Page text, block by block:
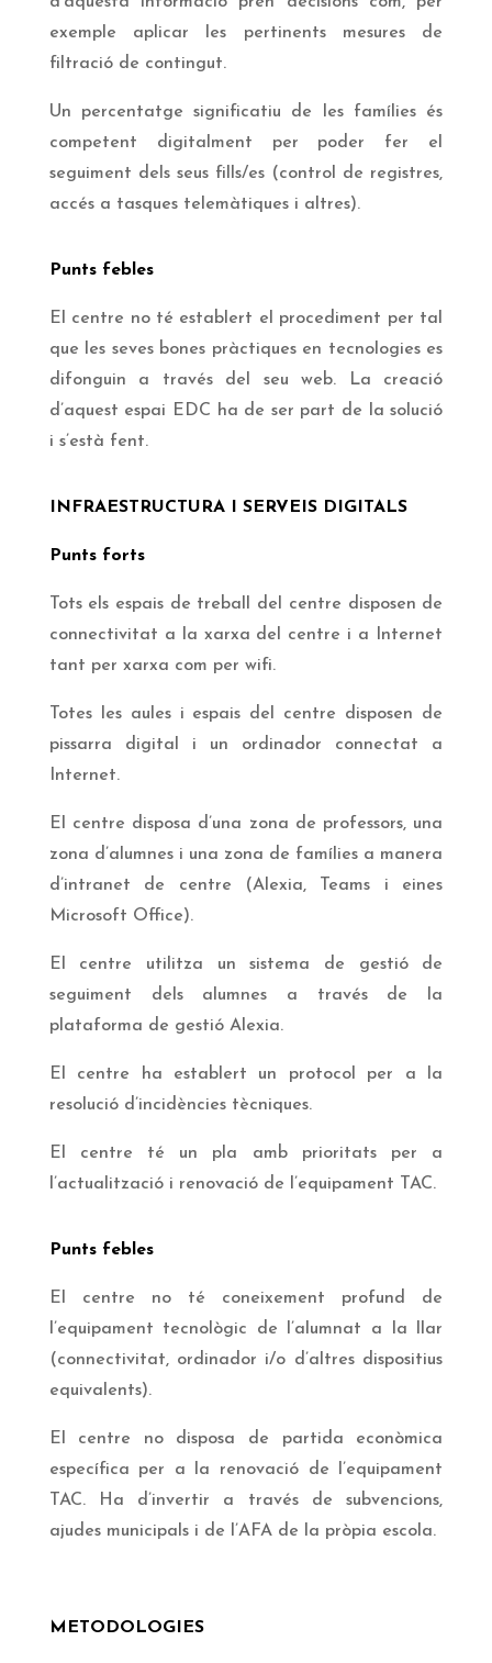
exemple aplicar les pertinents mesures de
filtració de contingut.
Un percentatge significatiu de les famílies és
competent digitalment per poder fer el
seguiment dels seus fills/es (control de registres,
accés a tasques telemàtiques i altres).
Punts febles
El centre no té establert el procediment per tal
que les seves bones pràctiques en tecnologies es
difonguin a través del seu web. La creació
d’aquest espai EDC ha de ser part de la solució
i s’està fent.
INFRAESTRUCTURA I SERVEIS DIGITALS
Punts forts
Tots els espais de treball del centre disposen de
connectivitat a la xarxa del centre i a Internet
tant per xarxa com per wifi.
Totes les aules i espais del centre disposen de
pissarra digital i un ordinador connectat a
Internet.
El centre disposa d’una zona de professors, una
zona d’alumnes i una zona de famílies a manera
d’intranet de centre (Alexia, Teams i eines
Microsoft Office).
El centre utilitza un sistema de gestió de
seguiment dels alumnes a través de la
plataforma de gestió Alexia.
El centre ha establert un protocol per a la
resolució d’incidències tècniques.
El centre té un pla amb prioritats per a
l’actualització i renovació de l’equipament TAC.
Punts febles
El centre no té coneixement profund de
l’equipament tecnològic de l’alumnat a la llar
(connectivitat, ordinador i/o d’altres dispositius
equivalents).
El centre no disposa de partida econòmica
específica per a la renovació de l’equipament
TAC. Ha d’invertir a través de subvencions,
ajudes municipals i de l’AFA de la pròpia escola.
METODOLOGIES